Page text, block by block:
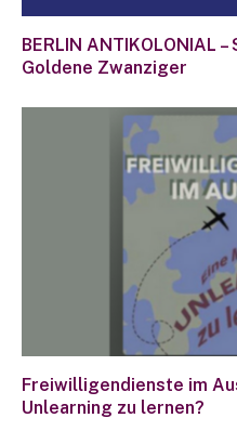
BERLIN ANTIKOLONIAL
Goldene Zwanziger
Freiwilligendienste im
Unlearning zu lernen?